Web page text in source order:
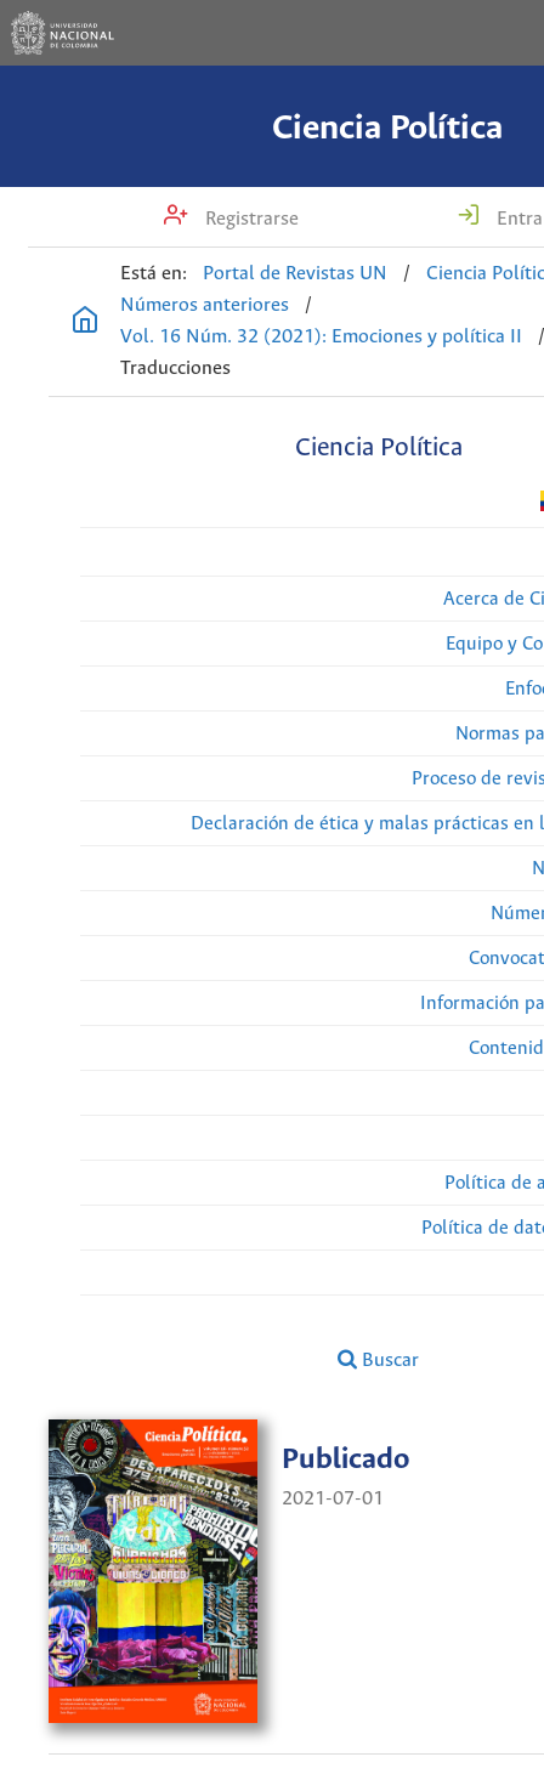
Ciencia Política
Registrarse
Está en: Portal de Revistas UN /
Ciencia
Números anteriores
/
Vol. 16 Núm. 32 (2021): Emociones y política II
Traducciones
Ciencia Política
Acerca de
Equipo y
Normas
Proceso de
Declaración de ética y malas prácticas en
Información
Política de
Política de
Buscar
Publicado
2021-07-01